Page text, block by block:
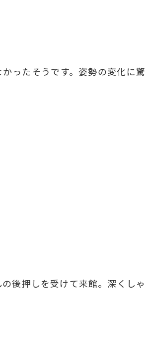
ったそうです。姿勢の変化に驚
後押しを受けて来館。深くしゃ